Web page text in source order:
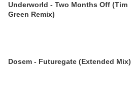
Underworld - Two Months Off (Tim
Green Remix)
Dosem - Futuregate (Extended Mix)